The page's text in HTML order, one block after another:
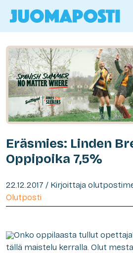
Eräsmies: Linden
Oppipoika 7,5%
22.12.2017 / Kirjoittaja
Olutposti
Onko oppilaasta tullut
tällä maistelu kerralla. Olut